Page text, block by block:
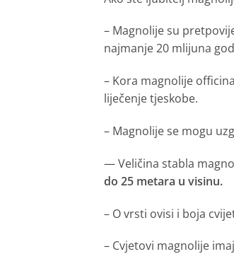
– Magnolije su
najmanje 20 mlijuna
– Kora magnolije
liječenje tjeskobe.
– Magnolije se mogu
— Veličina stabla
do 25 metara u visinu.
– O vrsti ovisi i boja
– Cvjetovi magnolije